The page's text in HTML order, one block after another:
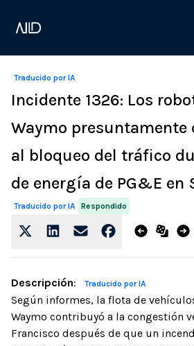
Traducido por IA
Incidente 1326: Los
Waymo presuntamente
al bloqueo del tráfico
de energía de PG&E en
Traducido por IA Respondido
Descripción: Traducido por IA
Según informes, la flota de
Waymo contribuyó a la congestión
Francisco después de que un